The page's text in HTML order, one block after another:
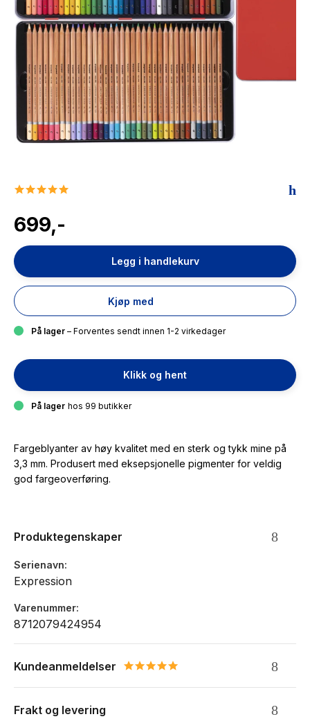
The Housemaid
5.0
rating
699,-
Legg i handlekurv
Kjøp med
På lager – Forventes sendt innen 1-2 virkedager
Klikk og hent
På lager hos 99 butikker
Fargeblyanter av høy kvalitet med en sterk og tykk mine på
3,3 mm. Produsert med eksepsjonelle pigmenter for veldig
god fargeoverføring.
Produktegenskaper
Serienavn
Expression
Varenummer
8712079424954
Kundeanmeldelser 5.0 star rating
Frakt og levering